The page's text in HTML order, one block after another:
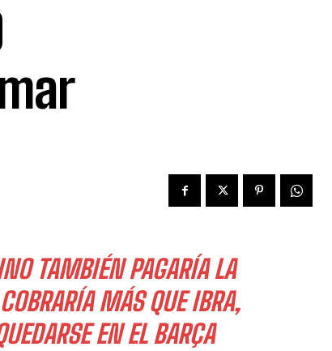
TAMBIÉN PAGARÍA LA
MÁS QUE IBRA,
EN EL BARÇA